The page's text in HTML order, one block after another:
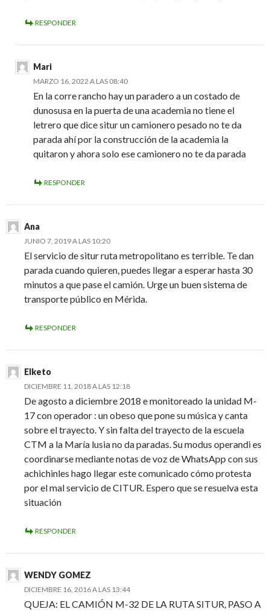
RESPONDER
Mari
MARZO 16, 2022 A LAS 08:40
En la corre rancho hay un paradero a un costado de
dunosusa en la puerta de una academia no tiene el
letrero que dice situr un camionero pesado no te da
parada ahí por la construcción de la academia la
quitaron y ahora solo ese camionero no te da parada
RESPONDER
Ana
JUNIO 7, 2019 A LAS 10:20
El servicio de situr ruta metropolitano es terrible. Te dan
parada cuando quieren, puedes llegar a esperar hasta 30
minutos a que pase el camión. Urge un buen sistema de
transporte público en Mérida.
RESPONDER
Elketo
DICIEMBRE 11, 2018 A LAS 12:18
De agosto a diciembre 2018 e monitoreado la unidad M-
17 con operador : un obeso que pone su música y canta
sobre el trayecto. Y sin falta del trayecto de la escuela
CTM a la María lusia no da paradas. Su modus operandi es
coordinarse mediante notas de voz de WhatsApp con sus
achichinles hago llegar este comunicado cómo protesta
por el mal servicio de CITUR. Espero que se resuelva esta
situación
RESPONDER
WENDY GOMEZ
DICIEMBRE 16, 2016 A LAS 13:44
QUEJA: EL CAMIÓN M-32 DE LA RUTA SITUR, PASO A